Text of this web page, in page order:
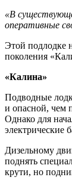
«В
оперативные
Этой подлодке
поколения
«Калина»
Подводные
и опасной, чем
Однако для
электрические
Дизельному
поднять
крути, но